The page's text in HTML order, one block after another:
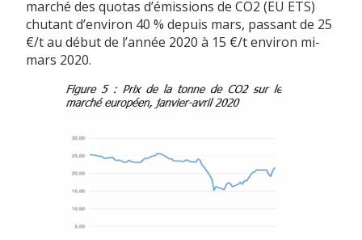
marché des quotas d’émissions de CO2 (EU ETS)
chutant d’environ 40 % depuis mars, passant de 25
€/t au début de l’année 2020 à 15 €/t environ mi-
mars 2020.